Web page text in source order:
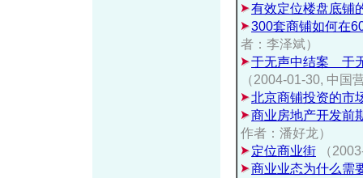
有效定位楼盘底铺
300套商铺如何在
者：李泽斌）
于无声中结案 于
（2004-01-30, 中国
北京商铺投资的市
商业房地产开发前
作者：潘好龙）
定位商业街
（
商业业态为什么需